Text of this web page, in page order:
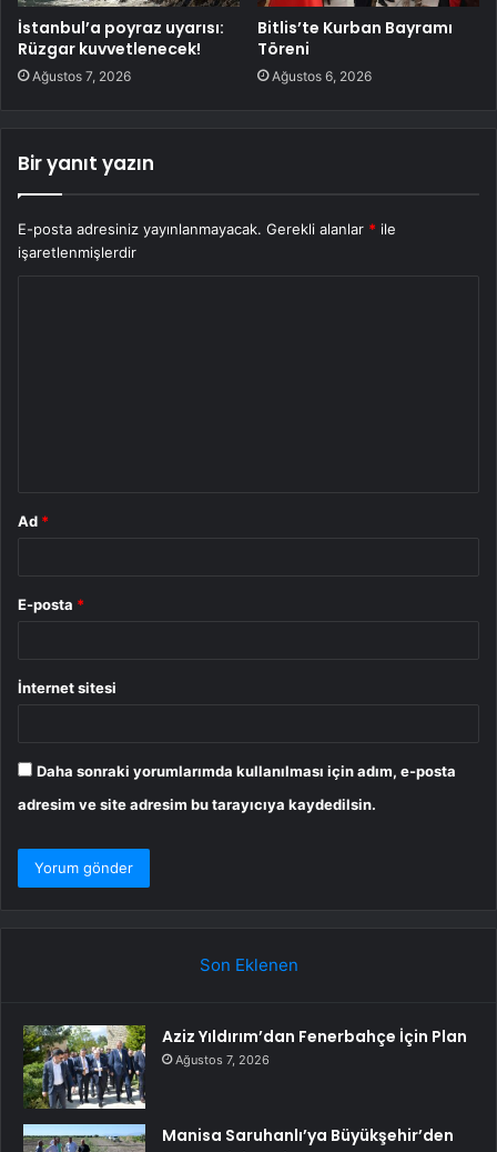
İstanbul’a poyraz uyarısı:
Rüzgar kuvvetlenecek!
Ağustos 7, 2026
Bitlis’te Kurban Bayramı
Töreni
Ağustos 6, 2026
Bir yanıt yazın
E-posta adresiniz yayınlanmayacak. Gerekli alanlar * ile
işaretlenmişlerdir
Ad *
E-posta *
İnternet sitesi
Daha sonraki yorumlarımda kullanılması için adım, e-posta
adresim ve site adresim bu tarayıcıya kaydedilsin.
Son Eklenen
Aziz Yıldırım’dan Fenerbahçe İçin Plan
Ağustos 7, 2026
Manisa Saruhanlı’ya Büyükşehir’den